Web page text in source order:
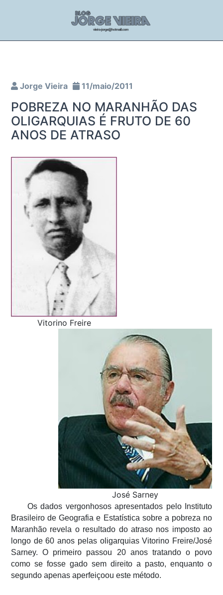
Jorge Vieira 11/maio/2011
POBREZA NO MARANHÃO DAS
OLIGARQUIAS É FRUTO DE 60
ANOS DE ATRASO
Vitorino Freire
José Sarney
Os dados vergonhosos apresentados pelo Instituto
Brasileiro de Geografia e Estatística sobre a pobreza no
Maranhão revela o resultado do atraso nos imposto ao
longo de 60 anos pelas oligarquias Vitorino Freire/José
Sarney. O primeiro passou 20 anos tratando o povo
como se fosse gado sem direito a pasto, enquanto o
segundo apenas aperfeiçoou este método.